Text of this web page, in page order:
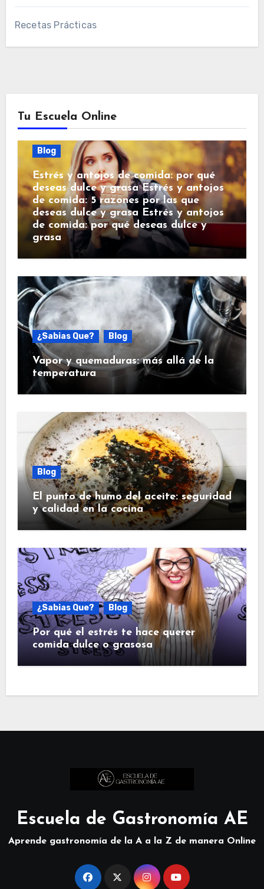
Recetas Prácticas
Tu Escuela Online
Blog
Estrés y antojos de comida: por qué
deseas dulce y grasa Estrés y antojos
de comida: 5 razones por las que
deseas dulce y grasa Estrés y antojos
de comida: por qué deseas dulce y
grasa
¿Sabias Que? Blog
Vapor y quemaduras: más allá de la
temperatura
Blog
El punto de humo del aceite: seguridad
y calidad en la cocina
¿Sabias Que? Blog
Por qué el estrés te hace querer
comida dulce o grasosa
Escuela de Gastronomía AE
Aprende gastronomía de la A a la Z de manera Online